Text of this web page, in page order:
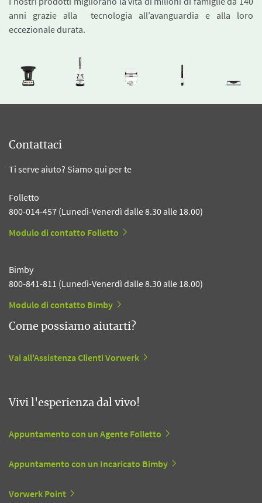
anni grazie alla tecnologia all’avanguardia e alla loro
eccezionale durata.
Contattaci
Ti serve aiuto? Siamo qui per te
Folletto
800-014-457 (Lunedì-Venerdì dalle 8.30 alle 18.00)
Modulo di contatto Folletto
Bimby
800-841-811 (Lunedì-Venerdì dalle 8.30 alle 18.00)
Modulo di contatto Bimby
Come possiamo aiutarti?
Vai all'Assistenza Clienti Vorwerk
Vivi l'esperienza dal vivo!
Appuntamento con un Agente Folletto
Appuntamento con un Incaricato Bimby
Vorwerk Point